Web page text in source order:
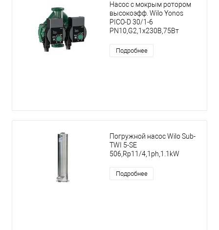
Насос с мокрым ротором
высокоэфф. Wilo Yonos
PICO-D 30/1-6
PN10,G2,1x230В,75Вт
Подробнее
Погружной насос Wilo Sub-
TWI 5-SE
506,Rp11/4,1ph,1.1kW
Подробнее